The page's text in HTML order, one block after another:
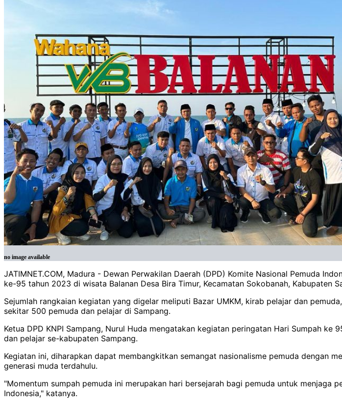
no image available
JATIMNET.COM, Madura - Dewan Perwakilan Daerah (DPD) Komite Nasional Pemuda
ke-95 tahun 2023 di wisata Balanan Desa Bira Timur, Kecamatan Sokobanah, Kabupaten
Sejumlah rangkaian kegiatan yang digelar meliputi Bazar UMKM, kirab pelajar dan
sekitar 500 pemuda dan pelajar di Sampang.
Ketua DPD KNPI Sampang, Nurul Huda mengatakan kegiatan peringatan Hari Sumpah ke
dan pelajar se-kabupaten Sampang.
Kegiatan ini, diharapkan dapat membangkitkan semangat nasionalisme pemuda dengan
generasi muda terdahulu.
"Momentum sumpah pemuda ini merupakan hari bersejarah bagi pemuda untuk menjaga
Indonesia," katanya.